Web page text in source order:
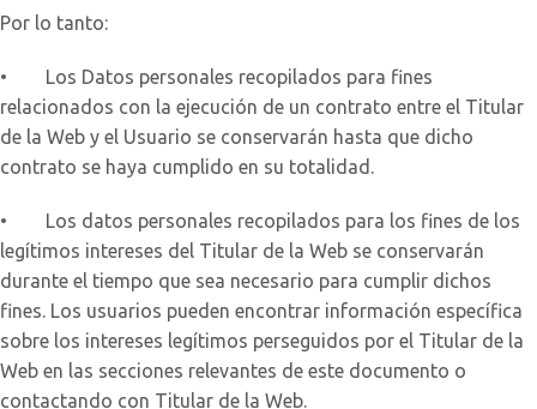
Por lo tanto:
• Los Datos personales recopilados para fines
relacionados con la ejecución de un contrato entre el Titular
de la Web y el Usuario se conservarán hasta que dicho
contrato se haya cumplido en su totalidad.
• Los datos personales recopilados para los fines de los
legítimos intereses del Titular de la Web se conservarán
durante el tiempo que sea necesario para cumplir dichos
fines. Los usuarios pueden encontrar información específica
sobre los intereses legítimos perseguidos por el Titular de la
Web en las secciones relevantes de este documento o
contactando con Titular de la Web.